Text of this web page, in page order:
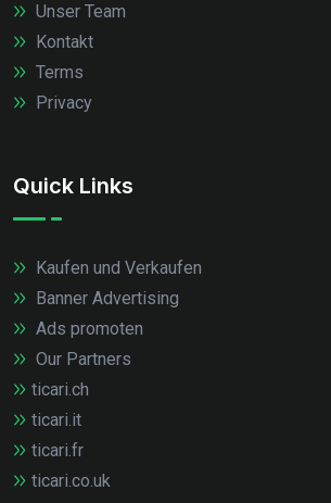
Unser Team
Kontakt
Terms
Privacy
Quick Links
Kaufen und Verkaufen
Banner Advertising
Ads promoten
Our Partners
ticari.ch
ticari.it
ticari.fr
ticari.co.uk